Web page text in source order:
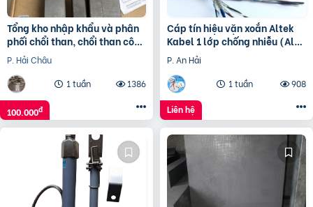
Tổng kho nhập khẩu và phân
phối chổi than, chổi than công
nghiệp
P. Hải Châu
1 tuần
1386
100.000đ
Cáp tín hiệu vặn xoắn Altek
Kabel 1 lớp chống nhiễu (Al
Foil)
P. An Hải
1 tuần
908
Liên hệ